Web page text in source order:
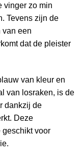
vinger zo min
Tevens zijn de
van een
dat de pleister
van kleur en
van losraken, is de
dankzij de
Deze
geschikt voor